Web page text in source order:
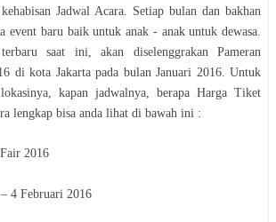
Jadwal Acara. Setiap bulan dan bakhan
event baru baik untuk anak - anak untuk dewasa.
saat ini, akan diselenggrakan Pameran
di kota Jakarta pada bulan Januari 2016. Untuk
kapan jadwalnya, berapa Harga Tiket
lengkap bisa anda lihat di bawah ini :
2016
4 Februari 2016